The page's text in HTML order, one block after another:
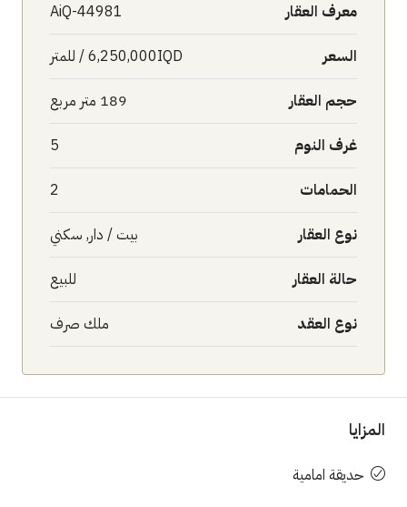
معرف العقار AiQ-44981
السعر 6,250,000IQD / للمتر
حجم العقار 189 متر مربع
غرف النوم 5
الحمامات 2
نوع العقار بيت / دار, سكني
حالة العقار للبيع
نوع العقد ملك صرف
المزايا
حديقة امامية